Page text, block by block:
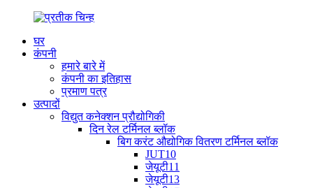
घर
कंपनी
हमारे बारे में
कंपनी का इतिहास
प्रमाण पत्र
उत्पादों
विद्युत कनेक्शन प्रौद्योगिकी
दिन रेल टर्मिनल ब्लॉक
बिग करंट औद्योगिक वितरण टर्मिनल ब्लॉक
JUT10
जेयूटी11
जेयूटी13